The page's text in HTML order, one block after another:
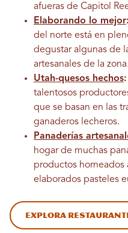
afueras de Capitol
Elaborando lo mejor:
del norte está en
degustar algunas de
artesanales de la zona.
Utah-quesos hechos:
talentosos
que se basan en las
ganaderos lecheros.
Panaderías
hogar de muchas
productos horneados
elaborados pasteles
Explora